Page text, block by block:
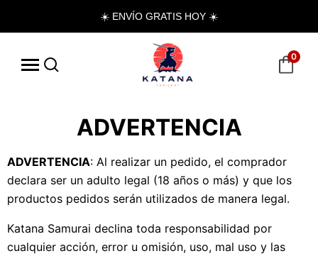
☀️ ENVÍO GRATIS HOY ☀️
0
ADVERTENCIA
ADVERTENCIA: Al realizar un pedido, el comprador
declara ser un adulto legal (18 años o más) y que los
productos pedidos serán utilizados de manera legal.
Katana Samurai declina toda responsabilidad por
cualquier acción, error u omisión, uso, mal uso y las